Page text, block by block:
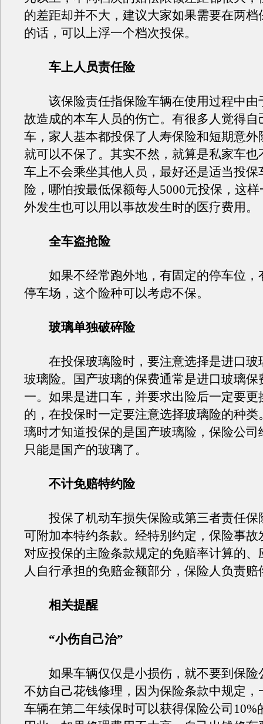
的差距却并不大，建议大家如果需要在两档
的话，可以上浮一个档次投保。
车上人员责任险
该保险责任指保险车辆在使用过程中由
故造成的本车人员的伤亡。有很多人觉得自
车，家人基本都投保了人寿保险和短期意外
就可以不保了。其实不然，就算是私家车也
车上不会乘坐其他人员，最好还是适当投保
险，哪怕按最低保额每人5000元投保，这
外发生也可以用以事故发生时的医疗费用。
全车盗抢险
如果不经常跑外地，有固定的停车位，
停车场，这个险种可以考虑不保。
玻璃单独破碎险
在投保玻璃险时，要注意选择是进口玻
玻璃险。国产玻璃的保费通常是进口玻璃保
一。如果是进口车，并要求出险后一定要更
的，在投保时一定要注意选择玻璃险的种类
璃时才知道投保的是国产玻璃险，保险公司
只能是国产的玻璃了。
不计免赔特约险
投保了机动车损失保险或第三者责任保
可附加本特约条款。经特别约定，保险事故
对应投保的主险条款规定的免赔率计算的、
人自行承担的免赔金额部分，保险人负责赔
相关提醒
“小伤自己治”
如果车辆仅仅是小损伤，就不要到保险
不妨自己花钱修理，因为保险条款中规定，
车辆在第二年续保时可以获得保险公司10%